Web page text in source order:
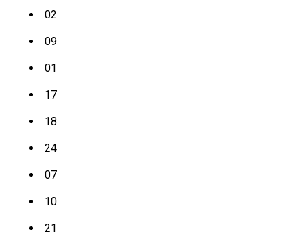
02
09
01
17
18
24
07
10
21